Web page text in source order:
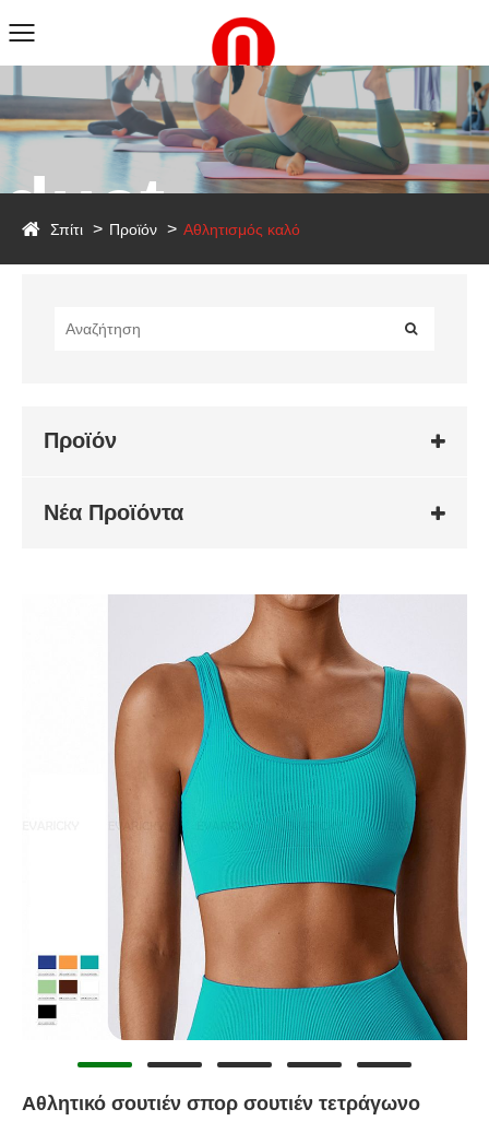
Σπίτι Προϊόν Αθλητισμός καλό
Προϊόν
Νέα Προϊόντα
Αθλητικό σουτιέν σπορ σουτιέν τετράγωνο